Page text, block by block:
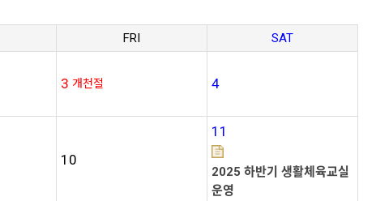
FRI SAT
3 개천절 4
10
11
2025 하반기 생활체육교실
운영